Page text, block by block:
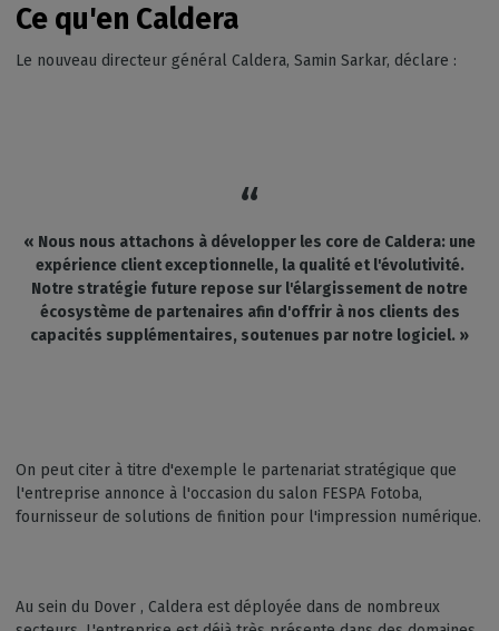
Ce qu'en Caldera
Le nouveau directeur général Caldera, Samin Sarkar, déclare :
« Nous nous attachons à développer les core de Caldera: une
expérience client exceptionnelle, la qualité et l'évolutivité.
Notre stratégie future repose sur l'élargissement de notre
écosystème de partenaires afin d'offrir à nos clients des
capacités supplémentaires, soutenues par notre logiciel. »
On peut citer à titre d'exemple le partenariat stratégique que
l'entreprise annonce à l'occasion du salon FESPA Fotoba,
fournisseur de solutions de finition pour l'impression numérique.
Au sein du Dover , Caldera est déployée dans de nombreux